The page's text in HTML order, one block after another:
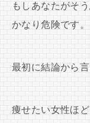
もしあなたがそ
かなり危険です。
最初に結論から言
痩せたい女性ほど